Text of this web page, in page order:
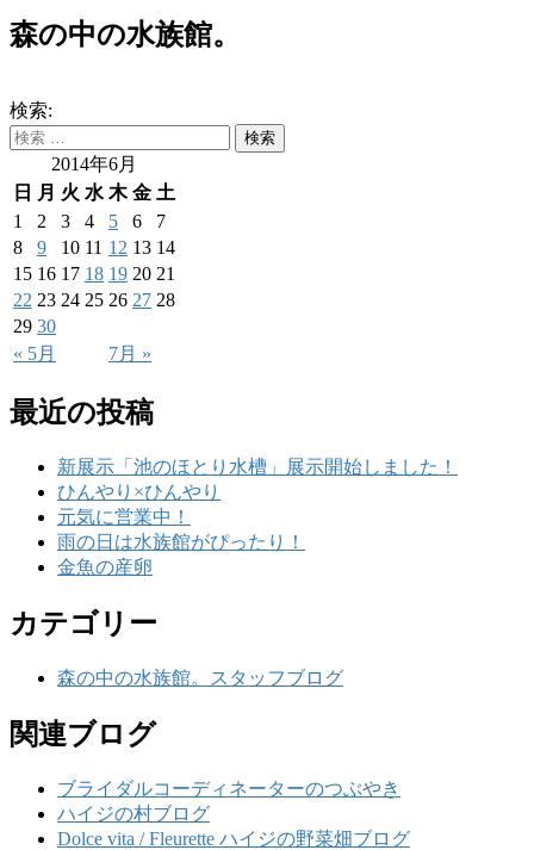
森の中の水族館。
検索:
2014年6月
日
月 火 水 木 金 土
« 5月 7月 »
1 2 3 4 5 6
7
8
9 10 11 12 13 14
15 16 17 18 19 20 21
22 23 24 25 26 27 28
29 30
最近の投稿
新展示「池のほとり水槽」展示開始しました！
ひんやり×ひんやり
元気に営業中！
雨の日は水族館がぴったり！
金魚の産卵
カテゴリー
森の中の水族館。スタッフブログ
関連ブログ
ブライダルコーディネーターのつぶやき
ハイジの村ブログ
Dolce vita / Fleurette ハイジの野菜畑ブログ